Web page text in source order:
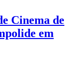
Cinema de
em